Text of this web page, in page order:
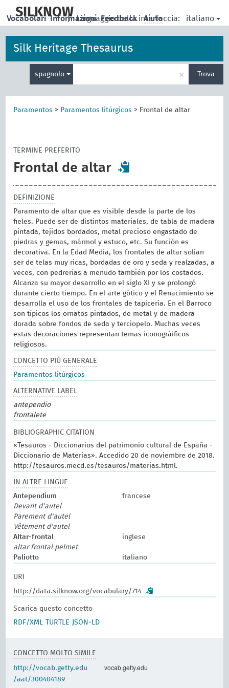
main
SILKNOW
| Linguaggio della interfaccia: italiano
Vocabolari Informazioni Feedback Aiuto
Silk Heritage Thesaurus
spagnolo
per
la
× Trova
Paramentos > Paramentos litúrgicos > Frontal de altar
TERMINE PREFERITO
Frontal de altar
DEFINIZIONE
Paramento de altar que es visible desde la parte de los
fieles. Puede ser de distintos materiales, de tabla de madera
pintada, tejidos bordados, metal precioso engastado de
piedras y gemas, mármol y estuco, etc. Su función es
decorativa. En la Edad Media, los frontales de altar solían
ser de telas muy ricas, bordadas de oro y seda y realzadas, a
veces, con pedrerías a menudo también por los costados.
Alcanza su mayor desarrollo en el siglo XI y se prolongó
durante cierto tiempo. En el arte gótico y el Renacimiento se
desarrolla el uso de los frontales de tapicería. En el Barroco
son típicos los ornatos pintados, de metal y de madera
dorada sobre fondos de seda y terciopelo. Muchas veces
estas decoraciones representan temas iconográificos
religiosos.
CONCETTO PIÙ GENERALE
Paramentos litúrgicos
ALTERNATIVE LABEL
antependio
frontalete
BIBLIOGRAPHIC CITATION
«Tesauros - Diccionarios del patrimonio cultural de España -
Diccionario de Materias». Accedido 20 de noviembre de 2018.
http://tesauros.mecd.es/tesauros/materias.html.
IN ALTRE LINGUE
Antependium
francese
Devant d'autel
Parement d'autel
Vêtement d'autel
Altar-frontal
inglese
altar frontal pelmet
Paliotto
italiano
URI
http://data.silknow.org/vocabulary/714
Scarica questo concetto
RDF/XML
TURTLE JSON-LD
CONCETTO MOLTO SIMILE
http://vocab.getty.edu
/aat/300404189
vocab.getty.edu